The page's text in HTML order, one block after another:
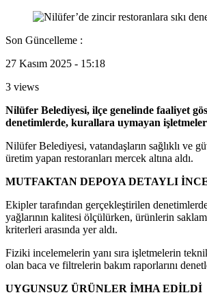
Son Güncelleme :
27 Kasım 2025 - 15:18
3 views
Nilüfer Belediyesi, ilçe genelinde faaliyet
denetimlerde, kurallara uymayan
Nilüfer Belediyesi, vatandaşların sağlıklı ve
üretim yapan restoranları mercek altına aldı.
MUTFAKTAN DEPOYA DETAYLI
Ekipler tarafından gerçekleştirilen
yağlarının kalitesi ölçülürken, ürünlerin
kriterleri arasında yer aldı.
Fiziki incelemelerin yanı sıra işletmelerin
olan baca ve filtrelerin bakım raporlarını
UYGUNSUZ ÜRÜNLER İMHA EDİLDİ